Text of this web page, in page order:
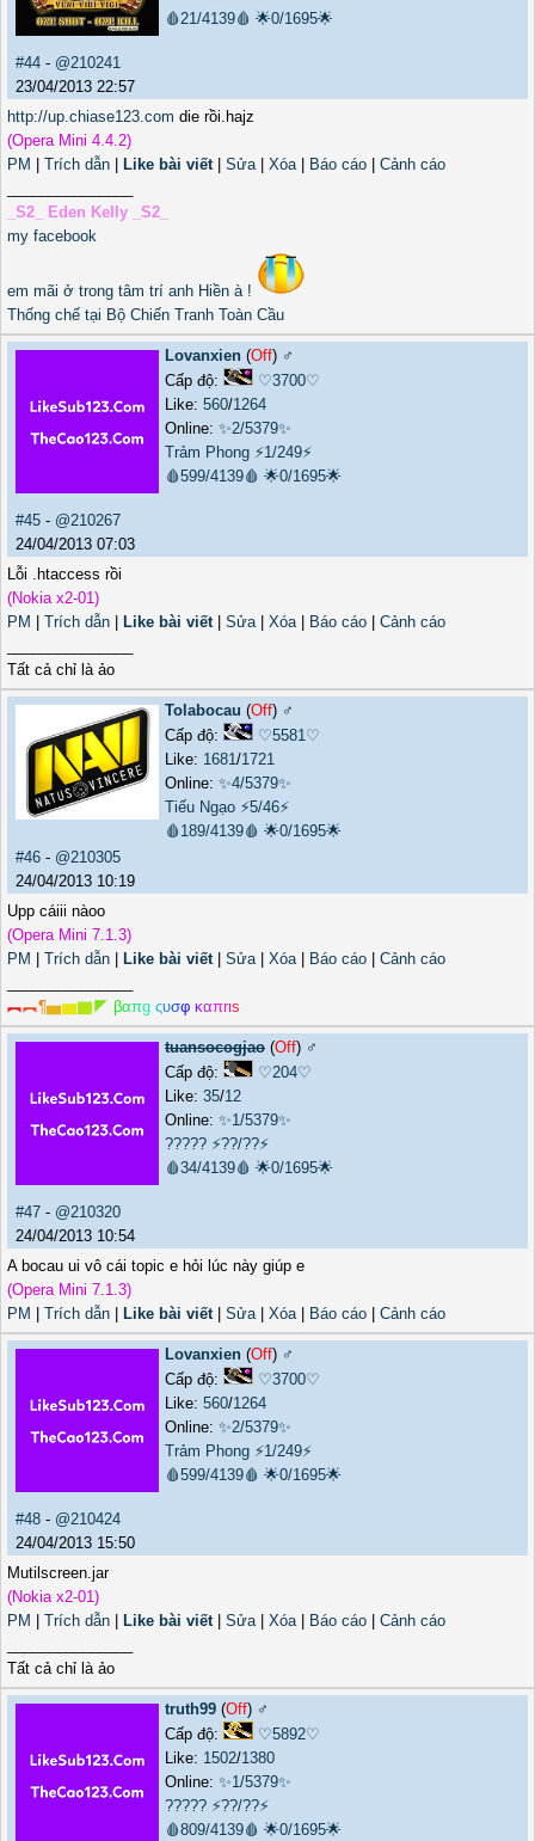
🩸21/4139🩸 🌟0/1695🌟
#44 - @210241
23/04/2013 22:57
http://up.chiase123.com die rồi.hajz
(Opera Mini 4.4.2)
PM
Trích dẫn Like bài viết| Sửa| Xóa| Báo cáo
Cảnh cáo
_S2_ Eden Kelly _S2_
my facebook
em mãi ở trong tâm trí anh Hiền à !
Thống chế tại Bộ Chiến Tranh Toàn Cầu
Lovanxien (Off) ♂️
Cấp độ:
♡3700♡
Like: 560/1264
Online: ✨2/5379✨
Trảm Phong ⚡1/249⚡
🩸599/4139🩸 🌟0/1695🌟
#45 - @210267
24/04/2013 07:03
Lỗi .htaccess rồi
(Nokia x2-01)
PM
Trích dẫn Like bài viết| Sửa| Xóa| Báo cáo
Cảnh cáo
Tất cả chỉ là ảo
Tolabocau (Off) ♂️
Cấp độ:
♡5581♡
Like: 1681/1721
Online: ✨4/5379✨
Tiếu Ngạo ⚡5/46⚡
🩸189/4139🩸 🌟0/1695🌟
#46 - @210305
24/04/2013 10:19
Upp cáiii nàoo
(Opera Mini 7.1.3)
PM
Trích dẫn Like bài viết| Sửa| Xóa| Báo cáo
Cảnh cáo
︻︻¶▅▆▇◤ βαπg ςυσφ καπrιs
tuansocogjao (Off) ♂️
Cấp độ:
♡204♡
Like: 35/12
Online: ✨1/5379✨
????? ⚡??/??⚡
🩸34/4139🩸 🌟0/1695🌟
#47 - @210320
24/04/2013 10:54
A bocau ui vô cái topic e hỏi lúc này giúp e
(Opera Mini 7.1.3)
PM
Trích dẫn Like bài viết| Sửa| Xóa| Báo cáo Cảnh cáo
Lovanxien (Off) ♂️
Cấp độ:
♡3700♡
Like: 560/1264
Online: ✨2/5379✨
Trảm Phong ⚡1/249⚡
🩸599/4139🩸 🌟0/1695🌟
#48 - @210424
24/04/2013 15:50
Mutilscreen.jar
(Nokia x2-01)
PM
Trích dẫn Like bài viết| Sửa| Xóa| Báo cáo
Cảnh cáo
Tất cả chỉ là ảo
truth99 (Off) ♂️
Cấp độ:
♡5892♡
Like: 1502/1380
Online: ✨1/5379✨
????? ⚡??/??⚡
🩸809/4139🩸 🌟0/1695🌟